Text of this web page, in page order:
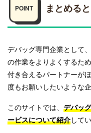
まとめる
デバッグ専門企業として
の作業をよりよくするた
付き合えるパートナーが
度もお願いしたいような
このサイトでは、 デバッ
ービスについて紹介して